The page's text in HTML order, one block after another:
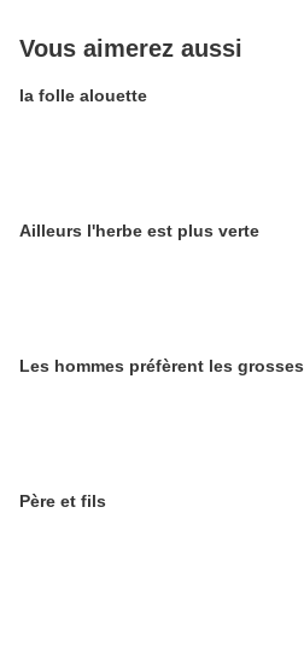
Vous aimerez aussi
la folle alouette
Ailleurs l'herbe est plus verte
Les hommes préfèrent les grosses
Père et fils